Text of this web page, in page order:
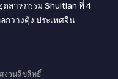
สาหกรรม Shuitian ที่ 4
กวางตุ้ง ประเทศจีน
งวนลิขสิทธิ์